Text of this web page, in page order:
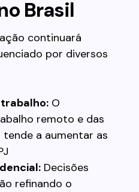
Brasil
continuará
por diversos
O
remoto e das
a aumentar as
Decisões
refinando o